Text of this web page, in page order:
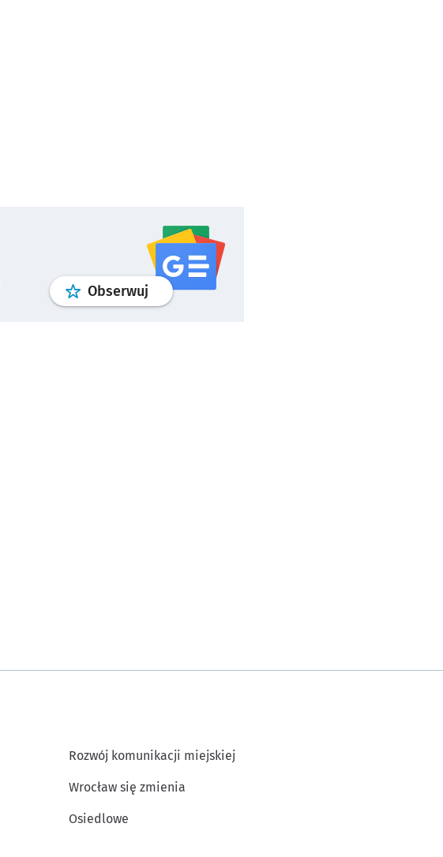
Obserwuj profilgoogle news
Rozwój komunikacji miejskiej
Wrocław się zmienia
Osiedlowe